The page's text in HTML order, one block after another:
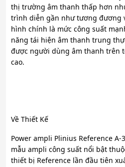
thị trường âm thanh thấp hơn
trình diễn gần như tương đương
hình chính là mức công suất
năng tái hiện âm thanh trung
được người dùng âm thanh trên
cao.
Về Thiết Kế
Power ampli Plinius Reference
mẫu ampli công suất nổi bật
thiết bị Reference lần đầu tiên